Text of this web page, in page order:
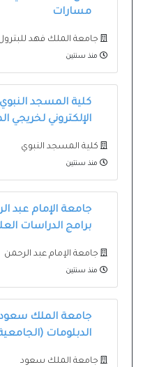
مسارات
جامعة الملك فهد
منذ سنتين
كلية المسجد
الإلكتروني لخريجي
كلية المسجد النبوي
منذ سنتين
جامعة الإمام عبد
برامج الدراسات العليا
جامعة الإمام عبد الرحمن
منذ سنتين
جامعة الملك سعود
الدبلومات
جامعة الملك سعود